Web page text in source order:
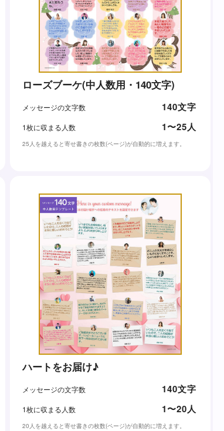
ローズブーケ(中人数用・140文字)
メッセージの文字数 140文字
1枚に収まる人数 1〜25人
25人を越えると寄せ書きの枚数(ページ)が自動的に増えます。
ハートをお届け♪
メッセージの文字数 140文字
1枚に収まる人数 1〜20人
20人を越えると寄せ書きの枚数(ページ)が自動的に増えます。